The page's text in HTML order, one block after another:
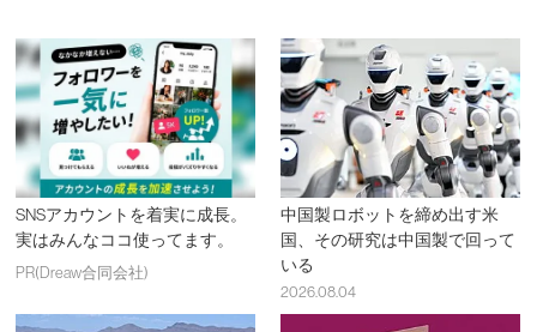
SNSアカウントを着実に成長。
実はみんなココ使ってます。
PR(Dreaw合同会社)
中国製ロボットを締め出す米
国、その研究は中国製で回って
いる
2026.08.04